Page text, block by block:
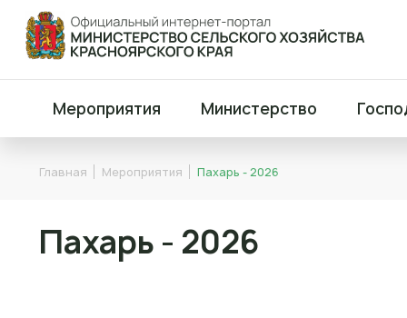
Мероприятия Министерство
Главная Мероприятия Пахарь - 2026
Пахарь - 2026